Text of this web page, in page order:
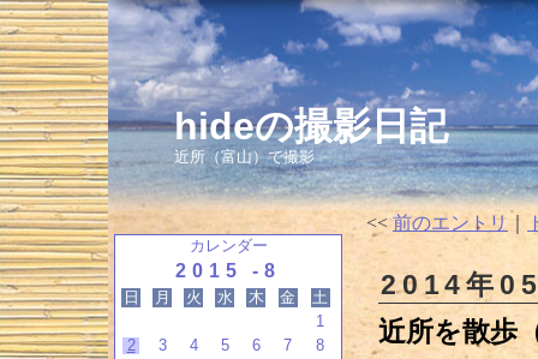
hideの撮影日記
近所（富山）で撮影
カレンダー
2015 -8
日 月 火 水 木 金
土
1
2
3 4 5 6 7
8
<<前のエントリ ｜
2014年
近所を散歩